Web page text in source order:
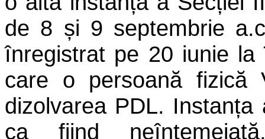
de 8 și 9 septembrie
înregistrat pe 20 iunie la
care o persoană fizică
dizolvarea PDL.
ca fiind